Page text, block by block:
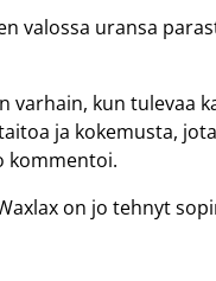
valossa uransa
varhain, kun tulevaa
ja kokemusta,
kommentoi.
on jo tehnyt